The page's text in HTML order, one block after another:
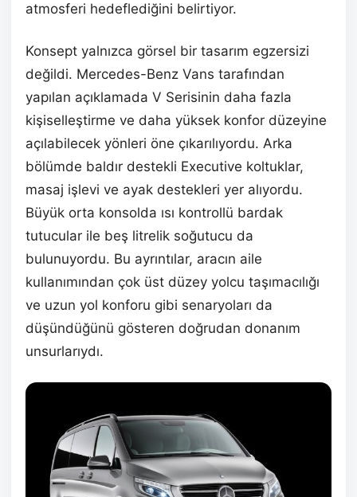
atmosferi hedeflediğini belirtiyor.
Konsept yalnızca görsel bir tasarım egzersizi
değildi. Mercedes-Benz Vans tarafından
yapılan açıklamada V Serisinin daha fazla
kişiselleştirme ve daha yüksek konfor düzeyine
açılabilecek yönleri öne çıkarılıyordu. Arka
bölümde baldır destekli Executive koltuklar,
masaj işlevi ve ayak destekleri yer alıyordu.
Büyük orta konsolda ısı kontrollü bardak
tutucular ile beş litrelik soğutucu da
bulunuyordu. Bu ayrıntılar, aracın aile
kullanımından çok üst düzey yolcu taşımacılığı
ve uzun yol konforu gibi senaryoları da
düşündüğünü gösteren doğrudan donanım
unsurlarıydı.